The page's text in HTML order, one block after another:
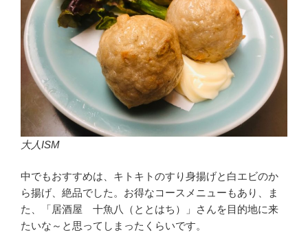
大人ISM
中でもおすすめは、キトキトのすり身揚げと白エビのか
ら揚げ、絶品でした。お得なコースメニューもあり、ま
た、「居酒屋 十魚八（ととはち）」さんを目的地に来
たいな～と思ってしまったくらいです。